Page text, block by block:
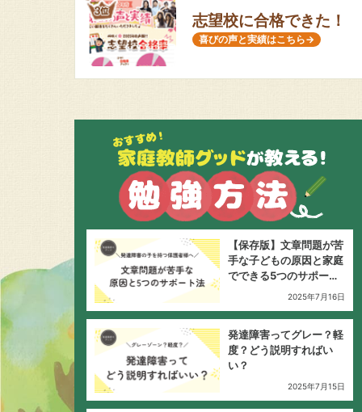
志望校に合格できた！
喜びの声と実績はこちら→
【保存版】文章問題が苦
手な子どもの原因と家庭
でできる5つのサポート
2025年7月16日
発達障害ってグレー？軽
度？どう説明すればい
い？
2025年7月15日